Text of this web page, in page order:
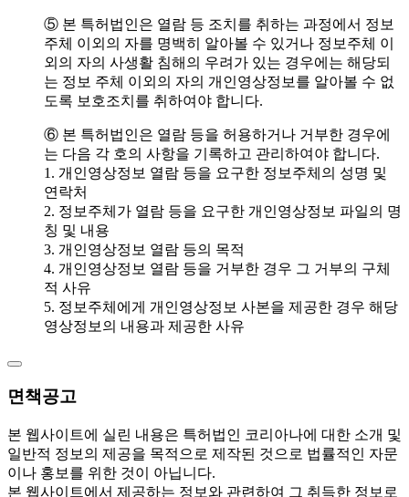
⑤ 본 특허법인은 열람 등 조치를 취하는 과정에서 정보
주체 이외의 자를 명백히 알아볼 수 있거나 정보주체 이
외의 자의 사생활 침해의 우려가 있는 경우에는 해당되
는 정보 주체 이외의 자의 개인영상정보를 알아볼 수 없
도록 보호조치를 취하여야 합니다.
⑥ 본 특허법인은 열람 등을 허용하거나 거부한 경우에
는 다음 각 호의 사항을 기록하고 관리하여야 합니다.
1. 개인영상정보 열람 등을 요구한 정보주체의 성명 및
연락처
2. 정보주체가 열람 등을 요구한 개인영상정보 파일의 명
칭 및 내용
3. 개인영상정보 열람 등의 목적
4. 개인영상정보 열람 등을 거부한 경우 그 거부의 구체
적 사유
5. 정보주체에게 개인영상정보 사본을 제공한 경우 해당
영상정보의 내용과 제공한 사유
면책공고
본 웹사이트에 실린 내용은 특허법인 코리아나에 대한 소개 및
일반적 정보의 제공을 목적으로 제작된 것으로 법률적인 자문
이나 홍보를 위한 것이 아닙니다.
본 웹사이트에서 제공하는 정보와 관련하여 그 취득한 정보로